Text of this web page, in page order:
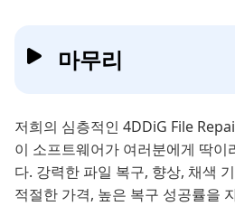
마무리
저희의 심층적인 4DDiG File
이 소프트웨어가 여러분에게 딱이
다. 강력한 파일 복구, 향상, 채색
적절한 가격, 높은 복구 성공률을